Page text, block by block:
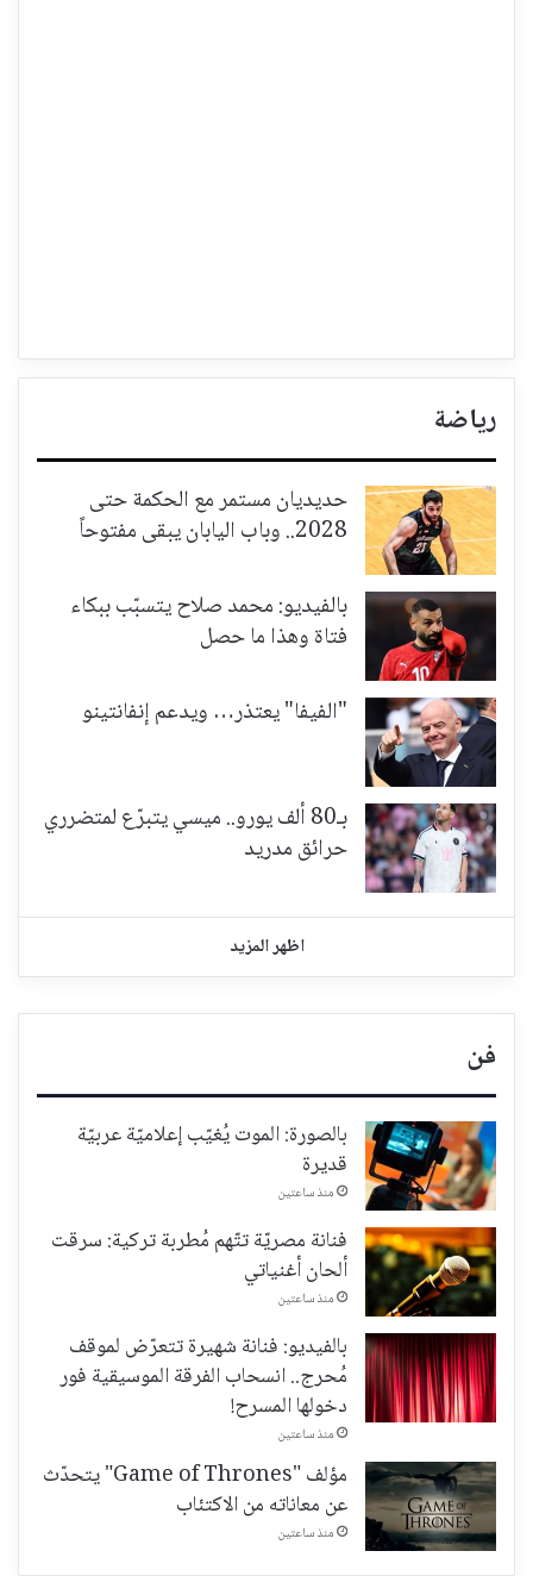
رياضة
حديديان مستمر مع الحكمة حتى
2028.. وباب اليابان يبقى مفتوحاً
بالفيديو: محمد صلاح يتسبّب ببكاء
فتاة وهذا ما حصل
"الفيفا" يعتذر… ويدعم إنفانتينو
بـ80 ألف يورو.. ميسي يتبرّع لمتضرري
حرائق مدريد
اظهر المزيد
فن
بالصورة: الموت يُغيّب إعلاميّة عربيّة
قديرة
منذ ساعتين
فنانة مصريّة تتّهم مُطربة تركية: سرقت
ألحان أغنياتي
منذ ساعتين
بالفيديو: فنانة شهيرة تتعرّض لموقف
مُحرج.. انسحاب الفرقة الموسيقية فور
دخولها المسرح!
منذ ساعتين
مؤلف "Game of Thrones" يتحدّث
عن معاناته من الاكتئاب
منذ ساعتين